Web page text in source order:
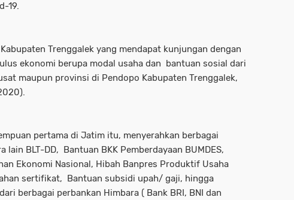
19.
Trenggalek yang mendapat kunjungan dengan
ekonomi berupa modal usaha dan bantuan sosial dari
maupun provinsi di Pendopo Kabupaten Trenggalek,
pertama di Jatim itu, menyerahkan berbagai
lain BLT-DD, Bantuan BKK Pemberdayaan BUMDES,
Ekonomi Nasional, Hibah Banpres Produktif Usaha
sertifikat, Bantuan subsidi upah/ gaji, hingga
berbagai perbankan Himbara ( Bank BRI, BNI dan